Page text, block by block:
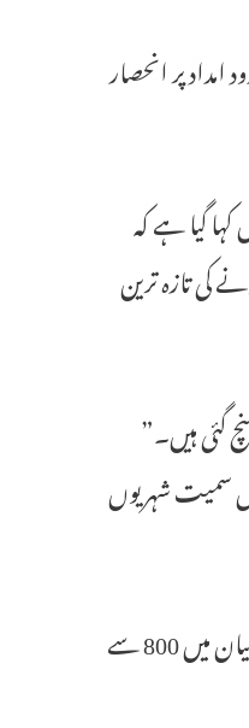
امداد پر انحصار
گیا ہے کہ
کی تازہ ترین
گئی ہیں۔”
سمیت شہریوں
غزہ کی وزارت صحت اور اقوام متحدہ کے انسانی حقوق کے دفتر کے جاری کردہ اعدادوشمار کے مطابق، اس بیان میں 800 سے